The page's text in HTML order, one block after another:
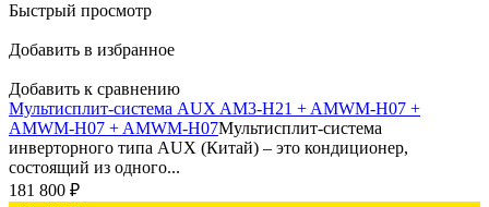
Быстрый просмотр
Добавить в избранное
Добавить к сравнению
Мультисплит-система AUX AM3-H21 + AMWM-H07 +
AMWM-H07 + AMWM-H07Мультисплит-система
инверторного типа AUX (Китай) – это кондиционер,
состоящий из одного...
181 800 ₽